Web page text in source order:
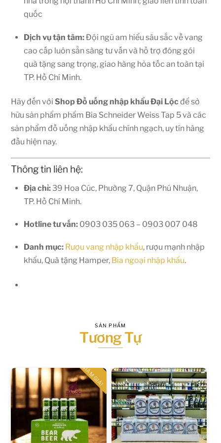
quốc
Dịch vụ tận tâm:Đội ngũ am hiểu sâu sắc về vang
cao cấp luôn sẵn sàng tư vấn và hỗ trợ đóng gói
quà tặng sang trọng, giao hàng hỏa tốc an toàn tại
TP. Hồ Chí Minh.
Hãy đến vớiShopĐồ uống nhập khẩu Đại Lộcđể sở
hữu sản phẩm phẩm Bia Schneider Weiss Tap 5 và các
sản phẩm đồ uống nhập khẩu chính ngạch, uy tín hàng
đầu hiện nay.
Thông tin liên hệ:
Địa chỉ: 39 Hoa Cúc, Phường 7, Quận Phú Nhuận,
TP. Hồ Chí Minh.
Hotline tư vấn: 0903 035 063 – 0903 007 048
Danh mục: Rượu vang nhập khẩu, rượu mạnh nhập
khẩu, Quà tặng Hamper, Bia ngoại nhập khẩu.
SẢN PHẨM
Tương Tự
GIẢM GIÁ!